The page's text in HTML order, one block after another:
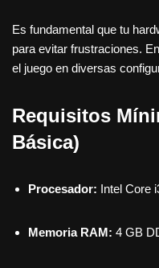
Es fundamental que tu
para evitar frustraciones. En
el juego en diversas
Requisitos
Básica)
Procesador: Intel Core
Memoria RAM: 4 GB